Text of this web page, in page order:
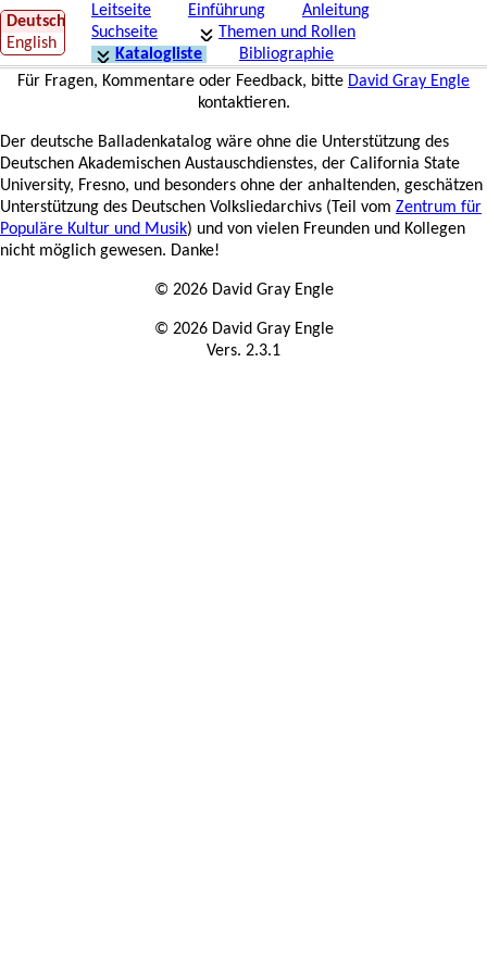
Deutsch
English
Leitseite Einführung
Anleitung
Suchseite
Themen und Rollen
Katalogliste
Bibliographie
Für Fragen, Kommentare oder Feedback, bitte David Gray Engle
kontaktieren.
Der deutsche Balladenkatalog wäre ohne die Unterstützung des
Deutschen Akademischen Austauschdienstes, der California State
University, Fresno, und besonders ohne der anhaltenden, geschätzen
Unterstützung des Deutschen Volksliedarchivs (Teil vom Zentrum für
Populäre Kultur und Musik) und von vielen Freunden und Kollegen
nicht möglich gewesen. Danke!
© 2026 David Gray Engle
© 2026 David Gray Engle
Vers. 2.3.1